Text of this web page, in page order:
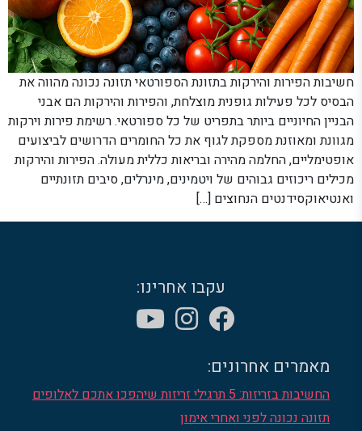
חשיבות הפירות והירקות בתזונת הספורטאי תזונה נכונה מהווה את
הבסיס לכל פעילות גופנית מוצלחת, והפירות והירקות הם אבני
הבניין החיוניים ביותר בתפריט של כל ספורטאי. רשימת פירות וירקות
מגוונת ומאוזנת מספקת לגוף את כל החומרים הדרושים לביצועים
אופטימליים, החלמה מהירה ובריאות כללית מעולה. הפירות והירקות
מכילים ריכוזים גבוהים של ויטמינים, מינרלים, סיבים תזונתיים
ואנטיאוקסידנטים הנחוצים […]
עקבו אחרינו:
מאמרים אחרונים:
החשיבות בזריזות: 5 תרגילי זריזות שיהפכו אתכם לאלופים
תזונה נכונה לפני ואחרי אימון